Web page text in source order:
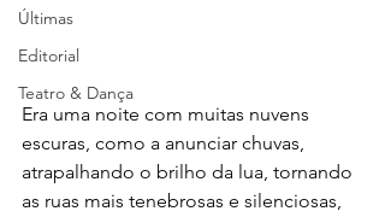
Últimas
Editorial
Teatro & Dança
Era uma noite com muitas nuvens
escuras, como a anunciar chuvas,
atrapalhando o brilho da lua, tornando
as ruas mais tenebrosas e silenciosas,